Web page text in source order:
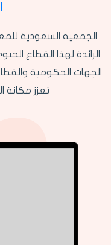
الجمعية السعودية
الرائدة لهذا القطاع
الجهات الحكومية والقطاع
تعزز مكانة